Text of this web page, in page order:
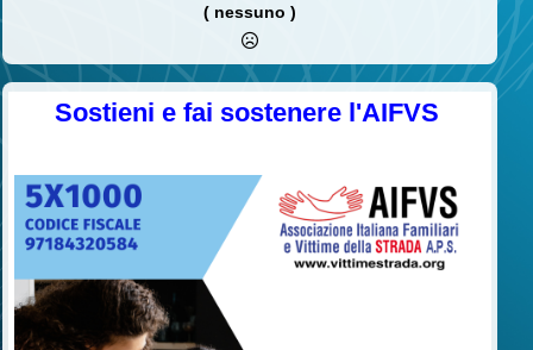
( nessuno )
Sostieni e fai sostenere l'AIFVS